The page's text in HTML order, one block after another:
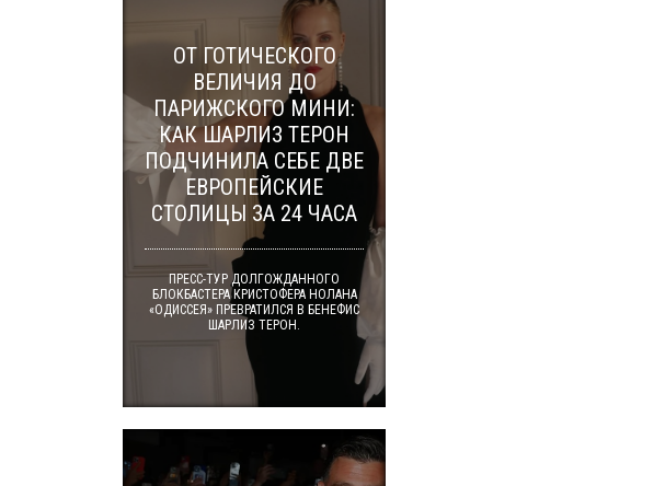
ОТ ГОТИЧЕСКОГО
ВЕЛИЧИЯ ДО
ПАРИЖСКОГО МИНИ:
КАК ШАРЛИЗ ТЕРОН
ПОДЧИНИЛА СЕБЕ ДВЕ
ЕВРОПЕЙСКИЕ
СТОЛИЦЫ ЗА 24 ЧАСА
ПРЕСС-ТУР ДОЛГОЖДАННОГО
БЛОКБАСТЕРА КРИСТОФЕРА НОЛАНА
«ОДИССЕЯ» ПРЕВРАТИЛСЯ В БЕНЕФИС
ШАРЛИЗ ТЕРОН.